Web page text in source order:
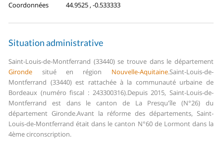
Coordonnées
44.9525 , -0.533333
Situation administrative
Saint-Louis-de-Montferrand (33440) se trouve dans le département
Gironde situé en région Nouvelle-Aquitaine.Saint-Louis-de-
Montferrand (33440) est rattachée à la communauté urbaine de
Bordeaux (numéro fiscal : 243300316).Depuis 2015, Saint-Louis-de-
Montferrand est dans le canton de La Presqu'île (N°26) du
département Gironde.Avant la réforme des départements, Saint-
Louis-de-Montferrand était dans le canton N°60 de Lormont dans la
4ème circonscription.